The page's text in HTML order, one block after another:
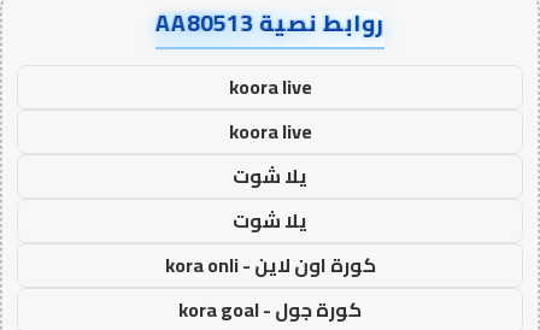
روابط نصية AA80513
koora live
koora live
يلا شوت
يلا شوت
كورة اون لاين - kora onli
كورة جول - kora goal